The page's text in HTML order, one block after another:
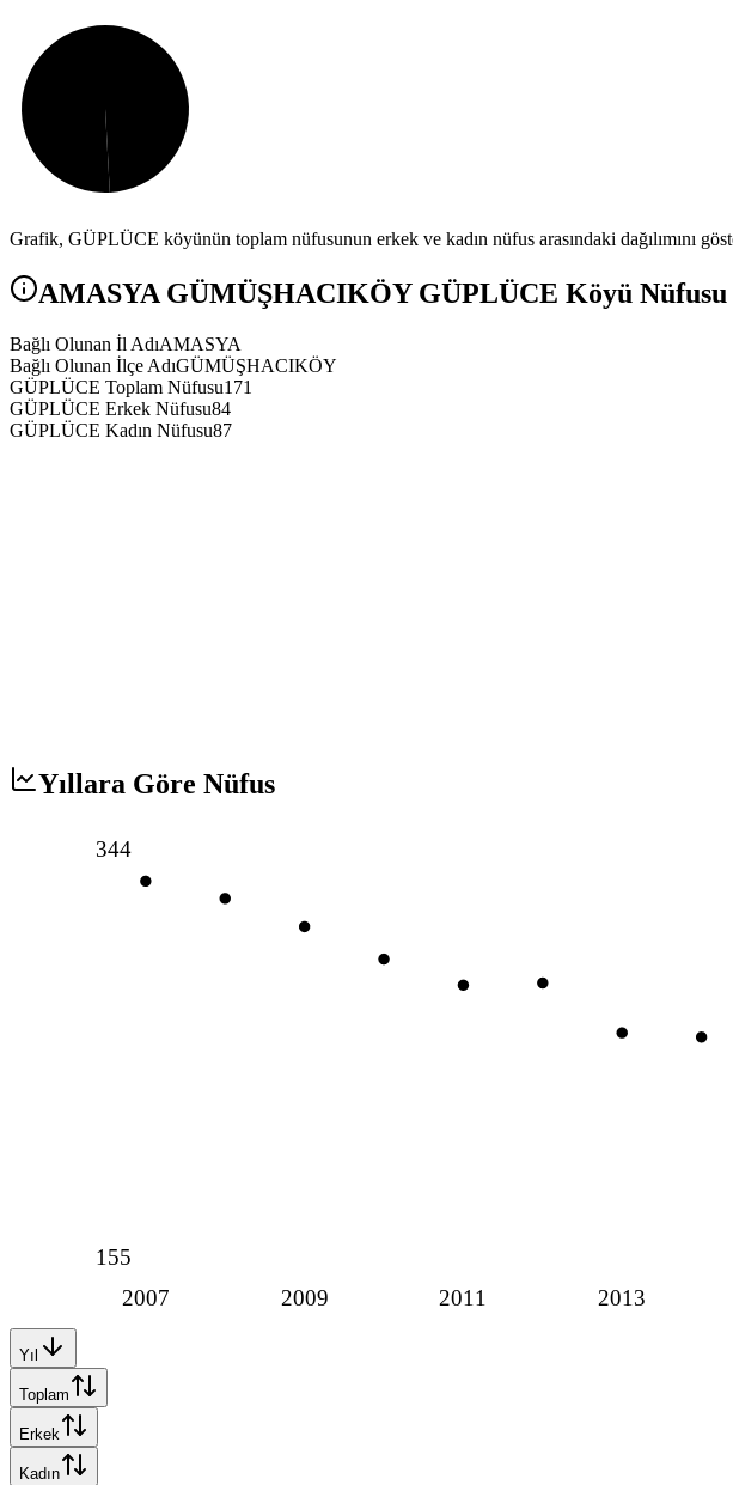
Grafik, GÜPLÜCE köyünün toplam nüfusunun erkek ve kadın nüfus arasındaki dağılımını
AMASYA GÜMÜŞHACIKÖY GÜPLÜCE Köyü
Bağlı Olunan İl AdıAMASYA
Bağlı Olunan İlçe AdıGÜMÜŞHACIKÖY
GÜPLÜCE Toplam Nüfusu171
GÜPLÜCE Erkek Nüfusu84
GÜPLÜCE Kadın Nüfusu87
Yıllara Göre Nüfus
2007 2009 2011 2013
344
155
Yıl
Toplam
Erkek
Kadın